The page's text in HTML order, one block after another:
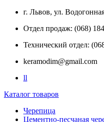
г. Львов, ул.
Отдел продаж: (068)
Технический отдел:
keramodim@gmail.com
ll
Каталог товаров
Черепица
Цементно-песчаная